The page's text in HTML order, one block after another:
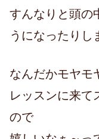
すんなりと頭の
うになったりし
なんだかモヤモ
レッスンに来て
ので